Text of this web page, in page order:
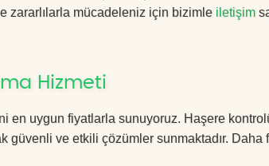
zararlılarla mücadeleniz için bizimle iletişim
Hizmeti
en uygun fiyatlarla sunuyoruz. Haşere
ve etkili çözümler sunmaktadır. Daha